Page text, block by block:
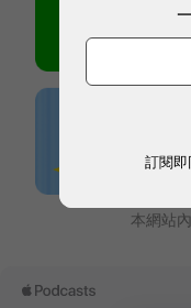
本網站
訂閱